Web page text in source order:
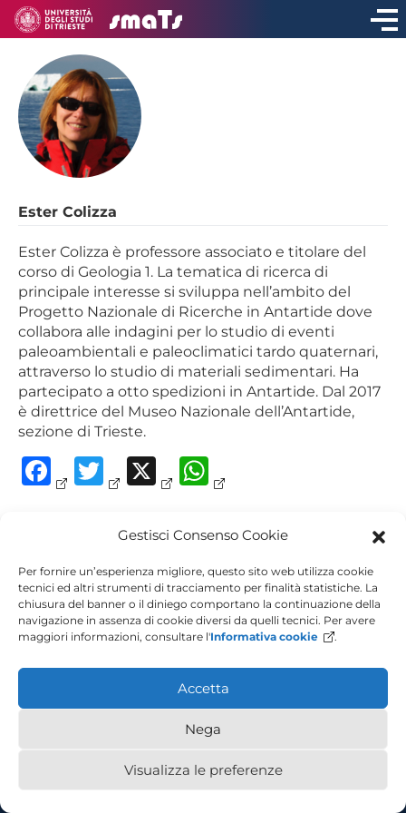
Gestisci Consenso Cookie
Per fornire un’esperienza migliore, questo sito web utilizza cookie
tecnici ed altri strumenti di tracciamento per finalità statistiche. La
chiusura del banner o il diniego comportano la continuazione della
navigazione in assenza di cookie diversi da quelli tecnici. Per avere
maggiori informazioni, consultare l'Informativa cookie .
Accetta
Nega
Visualizza le preferenze
Ester Colizza
Ester Colizza è professore associato e titolare del
corso di Geologia 1. La tematica di ricerca di
principale interesse si sviluppa nell’ambito del
Progetto Nazionale di Ricerche in Antartide dove
collabora alle indagini per lo studio di eventi
paleoambientali e paleoclimatici tardo quaternari,
attraverso lo studio di materiali sedimentari. Ha
partecipato a otto spedizioni in Antartide. Dal 2017
è direttrice del Museo Nazionale dell’Antartide,
sezione di Trieste.
Facebook
Twitter
X WhatsApp
Navigazione
articoli
Stefano Martellos
Bruno Callegher –
Piazzale Europa, 1 - 34127 - Trieste, Italia - Tel +39 040 558 7111 - P.IVA
00211830328 - C.F. 80013890324 - P.E.C. ateneo@pec.units.it
Privacy Policy Cookie Policy